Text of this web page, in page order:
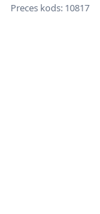
Preces kods: 10817